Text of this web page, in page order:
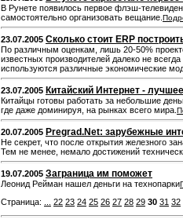
В Рунете появилось первое флэш-
самостоятельно организовать вещание.
23.07.2005 Сколько стоит ERP
По различным оценкам, лишь 20-50%
известных производителей далеко не
используются различные экономические
23.07.2005 Китайский Интернет -
Китайцы готовы работать за небольшие
где даже доминируя, на рынках всего мира.
20.07.2005 Pregrad.Net: зарубежные
Не секрет, что после открытия железного
Тем не менее, немало достижений
19.07.2005 Заграница им поможет
Леонид Рейман нашел деньги на технопарки
Страница: 22 23 24 25 26 27 28 29 30 31 32